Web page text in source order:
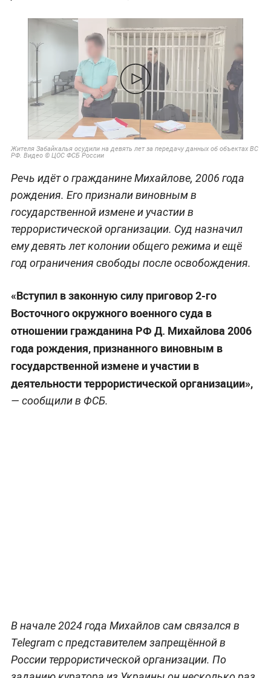
Жителя Забайкалья осудили на девять лет за передачу данных об объектах ВС
РФ. Видео © ЦОС ФСБ России
Речь идёт о гражданине Михайлове, 2006 года
рождения. Его признали виновным в
государственной измене и участии в
террористической организации. Суд назначил
ему девять лет колонии общего режима и ещё
год ограничения свободы после освобождения.
«Вступил в законную силу приговор 2-го
Восточного окружного военного суда в
отношении гражданина РФ Д. Михайлова 2006
года рождения, признанного виновным в
государственной измене и участии в
деятельности террористической организации»,
— сообщили в ФСБ.
В начале 2024 года Михайлов сам связался в
Telegram с представителем запрещённой в
России террористической организации. По